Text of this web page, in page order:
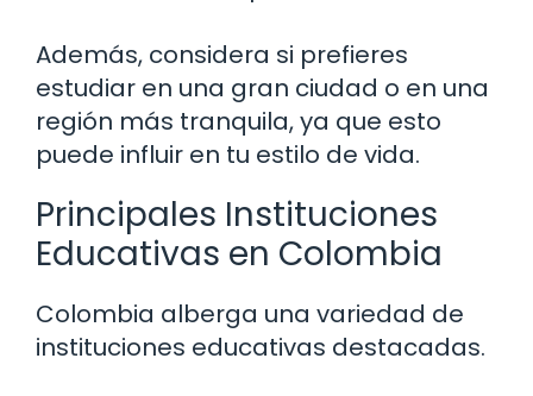
Además, considera si prefieres
estudiar en una gran ciudad o en una
región más tranquila, ya que esto
puede influir en tu estilo de vida.
Principales Instituciones
Educativas en Colombia
Colombia alberga una variedad de
instituciones educativas destacadas.